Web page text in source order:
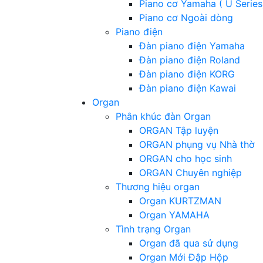
Piano cơ Yamaha ( U
Piano cơ Ngoài dòng
Piano điện
Đàn piano điện Yamaha
Đàn piano điện Roland
Đàn piano điện KORG
Đàn piano điện Kawai
Organ
Phân khúc đàn Organ
ORGAN Tập luyện
ORGAN phụng vụ Nhà thờ
ORGAN cho học sinh
ORGAN Chuyên nghiệp
Thương hiệu organ
Organ KURTZMAN
Organ YAMAHA
Tình trạng Organ
Organ đã qua sử dụng
Organ Mới Đập Hộp